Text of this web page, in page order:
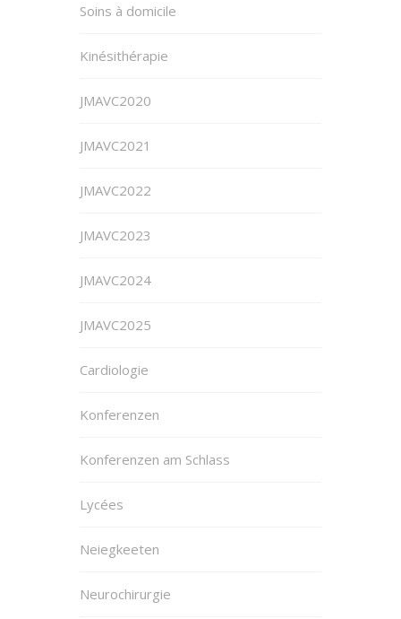
Soins à domicile
Kinésithérapie
JMAVC2020
JMAVC2021
JMAVC2022
JMAVC2023
JMAVC2024
JMAVC2025
Cardiologie
Konferenzen
Konferenzen am Schlass
Lycées
Neiegkeeten
Neurochirurgie